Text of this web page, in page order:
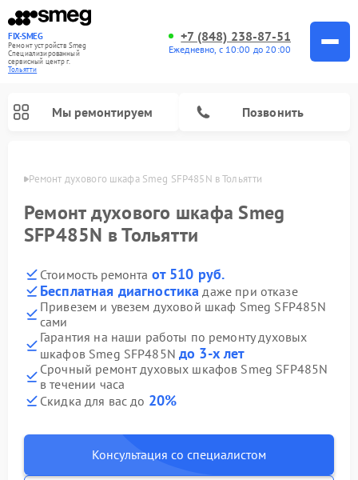
FIX-SMEG
Ремонт устройств Smeg
Специализированный
cервисный центр г.
Тольятти
+7 (848) 238-87-51
Ежедневно, с 10:00 до 20:00
Мы ремонтируем Позвонить
Ремонт духового шкафа Smeg SFP485N в Тольятти
Ремонт духового шкафа Smeg
SFP485N в Тольятти
Стоимость ремонта от 510 руб.
Бесплатная диагностика даже при отказе
Привезем и увезем духовой шкаф Smeg SFP485N
сами
Гарантия на наши работы по ремонту духовых
шкафов Smeg SFP485N до 3-х лет
Срочный ремонт духовых шкафов Smeg SFP485N
в течении часа
Скидка для вас до 20%
Консультация со специалистом